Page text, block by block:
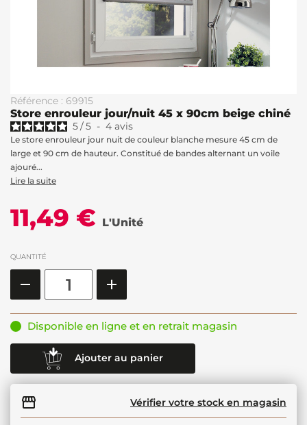
Référence : 69915
Store enrouleur jour/nuit 45 x 90cm beige chiné
5/5 - 4 avis
Le store enrouleur jour nuit de couleur blanche mesure 45 cm de
large et 90 cm de hauteur. Constitué de bandes alternant un voile
ajouré...
Lire la suite
11,49 € L'Unité
QUANTITÉ
Disponible en ligne et en retrait magasin
Ajouter au panier
Vérifier votre stock en magasin